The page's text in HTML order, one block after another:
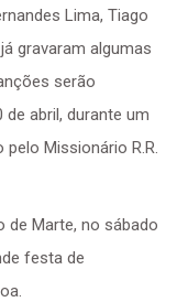
Lima, Tiago
gravaram algumas
serão
abril, durante um
Missionário R.R.
de Marte, no sábado
festa de